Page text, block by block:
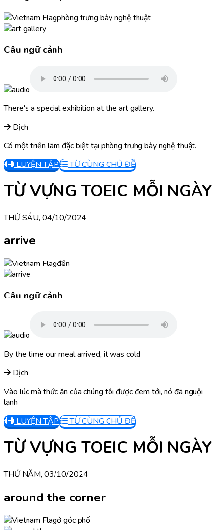
phòng trưng bày nghệ thuật
Câu ngữ cảnh
There's a special exhibition at the art gallery.
Dịch
Có một triển lãm đặc biệt tại phòng trưng bày nghệ thuật.
LUYỆN TẬP
TỪ CÙNG CHỦ ĐỀ
TỪ VỰNG TOEIC MỖI NGÀY
THỨ SÁU, 04/10/2024
arrive
đến
Câu ngữ cảnh
By the time our meal arrived, it was cold
Dịch
Vào lúc mà thức ăn của chúng tôi được đem tới, nó đã nguội
lạnh
LUYỆN TẬP
TỪ CÙNG CHỦ ĐỀ
TỪ VỰNG TOEIC MỖI NGÀY
THỨ NĂM, 03/10/2024
around the corner
ở góc phố